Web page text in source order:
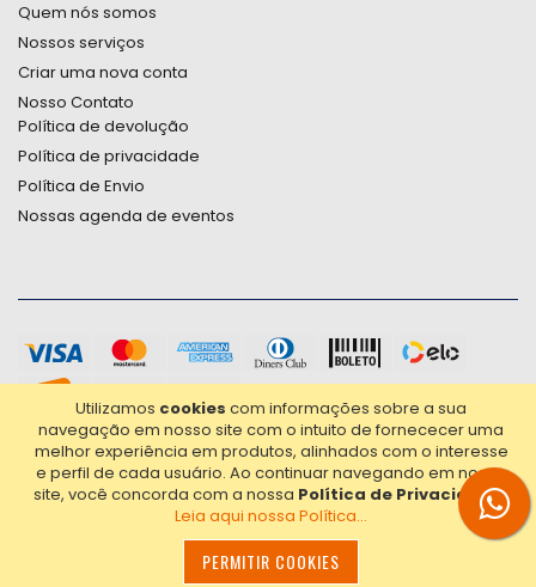
Utilizamos cookies com informações sobre a sua
navegação em nosso site com o intuito de fornececer uma
melhor experiência em produtos, alinhados com o interesse
e perfil de cada usuário. Ao continuar navegando em nosso
site, você concorda com a nossa Política de Privacidade.
Leia aqui nossa Política...
PERMITIR COOKIES
Quem nós somos
Nossos serviços
Criar uma nova conta
Nosso Contato
Política de devolução
Política de privacidade
Política de Envio
Nossas agenda de eventos
2021© Copyright Poligrafica Bazar Ltda- CNPJ 42.500.090/0001-
20 - Todos os direitos reservados.